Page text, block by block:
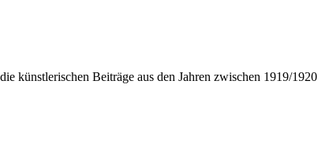
künstlerischen Beiträge aus den Jahren zwischen 1919/1920